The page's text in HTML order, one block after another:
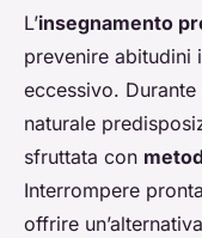
L’insegnamento
prevenire abitudini
eccessivo.
naturale
sfruttata con
Interrompere
offrire